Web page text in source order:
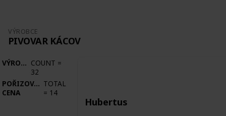
VÝROBCE
PIVOVAR KÁCOV
VÝROBCE COUNT =
32
POŘIZOVACÍ
CENA
TOTAL
= 14
Hubertus